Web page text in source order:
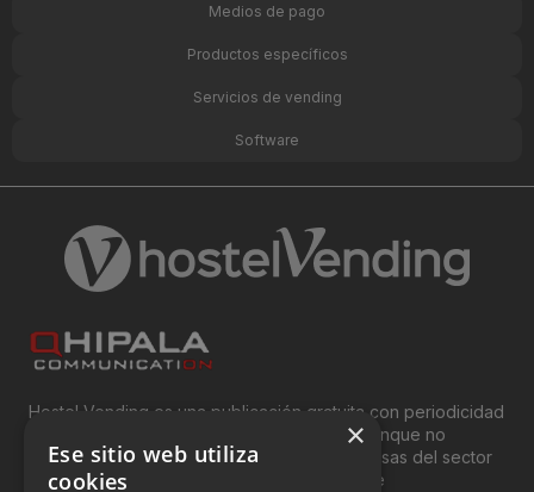
Medios de pago
Productos específicos
Servicios de vending
Software
Hostel Vending es una publicación gratuita con periodicidad
bimensual y que está orientada, principal, aunque no
exclusivamente, a los profesionales y empresas del sector
del “Vending”; nombre con el que se conoce
×
Ese sitio web utiliza
cookies